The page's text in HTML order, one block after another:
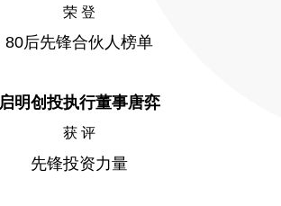
荣 登
80后先锋合伙人榜单
启明创投执行董事唐弈
获 评
先锋投资力量